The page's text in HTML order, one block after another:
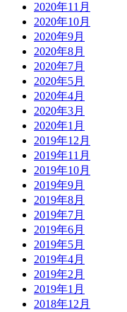
2020年11月
2020年10月
2020年9月
2020年8月
2020年7月
2020年5月
2020年4月
2020年3月
2020年1月
2019年12月
2019年11月
2019年10月
2019年9月
2019年8月
2019年7月
2019年6月
2019年5月
2019年4月
2019年2月
2019年1月
2018年12月